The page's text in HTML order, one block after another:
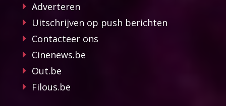
Adverteren
Uitschrijven op push berichten
Contacteer ons
Cinenews.be
Out.be
Filous.be